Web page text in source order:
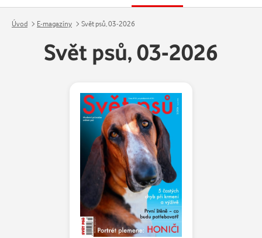
Úvod E-magazíny Svět psů, 03-2026
Svět psů, 03-2026